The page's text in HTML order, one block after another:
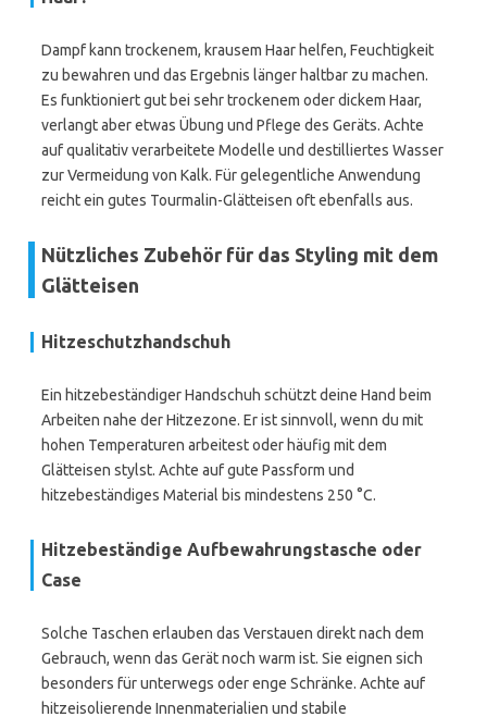
Dampf kann trockenem, krausem Haar helfen, Feuchtigkeit
zu bewahren und das Ergebnis länger haltbar zu machen.
Es funktioniert gut bei sehr trockenem oder dickem Haar,
verlangt aber etwas Übung und Pflege des Geräts. Achte
auf qualitativ verarbeitete Modelle und destilliertes Wasser
zur Vermeidung von Kalk. Für gelegentliche Anwendung
reicht ein gutes Tourmalin-Glätteisen oft ebenfalls aus.
Nützliches Zubehör für das Styling mit dem
Glätteisen
Hitzeschutzhandschuh
Ein hitzebeständiger Handschuh schützt deine Hand beim
Arbeiten nahe der Hitzezone. Er ist sinnvoll, wenn du mit
hohen Temperaturen arbeitest oder häufig mit dem
Glätteisen stylst. Achte auf gute Passform und
hitzebeständiges Material bis mindestens 250 °C.
Hitzebeständige Aufbewahrungstasche oder
Case
Solche Taschen erlauben das Verstauen direkt nach dem
Gebrauch, wenn das Gerät noch warm ist. Sie eignen sich
besonders für unterwegs oder enge Schränke. Achte auf
hitzeisolierende Innenmaterialien und stabile